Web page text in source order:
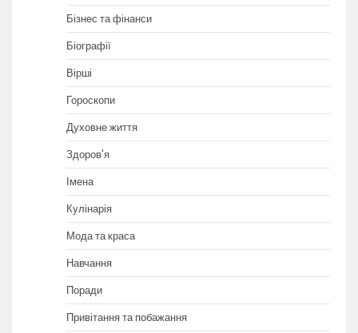
Бізнес та фінанси
Біографії
Вірші
Гороскопи
Духовне життя
Здоров'я
Імена
Кулінарія
Мода та краса
Навчання
Поради
Привітання та побажання